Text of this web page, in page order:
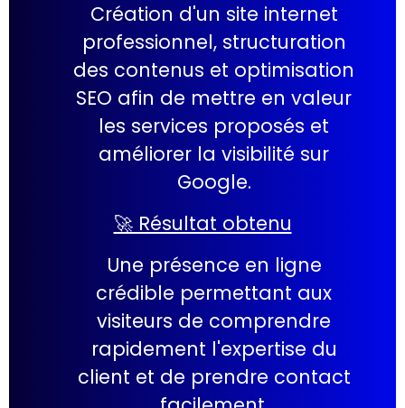
Création d'un site internet
professionnel, structuration
des contenus et optimisation
SEO afin de mettre en valeur
les services proposés et
améliorer la visibilité sur
Google.
🚀 Résultat obtenu
Une présence en ligne
crédible permettant aux
visiteurs de comprendre
rapidement l'expertise du
client et de prendre contact